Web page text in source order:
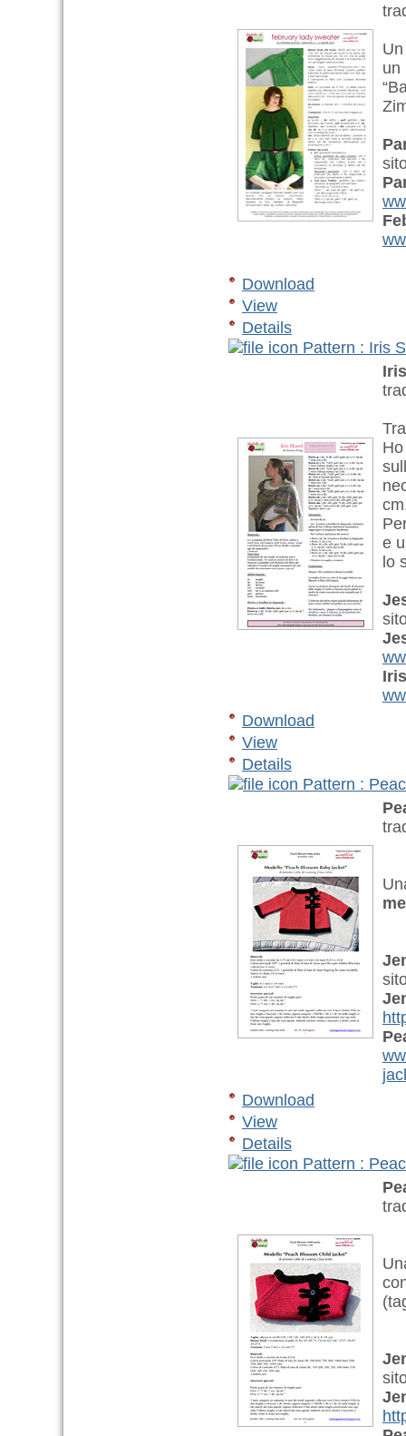
un
Download
View
Details
Pattern : Iris
e
lo
Download
View
Details
Pattern :
Download
View
Details
Pattern :